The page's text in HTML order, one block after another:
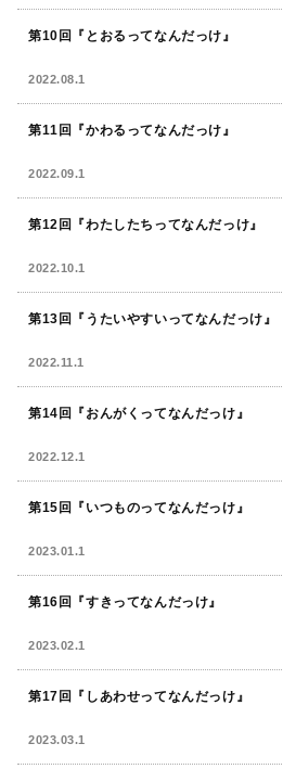
第10回『とおるってなんだっけ』
2022.08.1
第11回『かわるってなんだっけ』
2022.09.1
第12回『わたしたちってなんだっけ』
2022.10.1
第13回『うたいやすいってなんだっけ』
2022.11.1
第14回『おんがくってなんだっけ』
2022.12.1
第15回『いつものってなんだっけ』
2023.01.1
第16回『すきってなんだっけ』
2023.02.1
第17回『しあわせってなんだっけ』
2023.03.1